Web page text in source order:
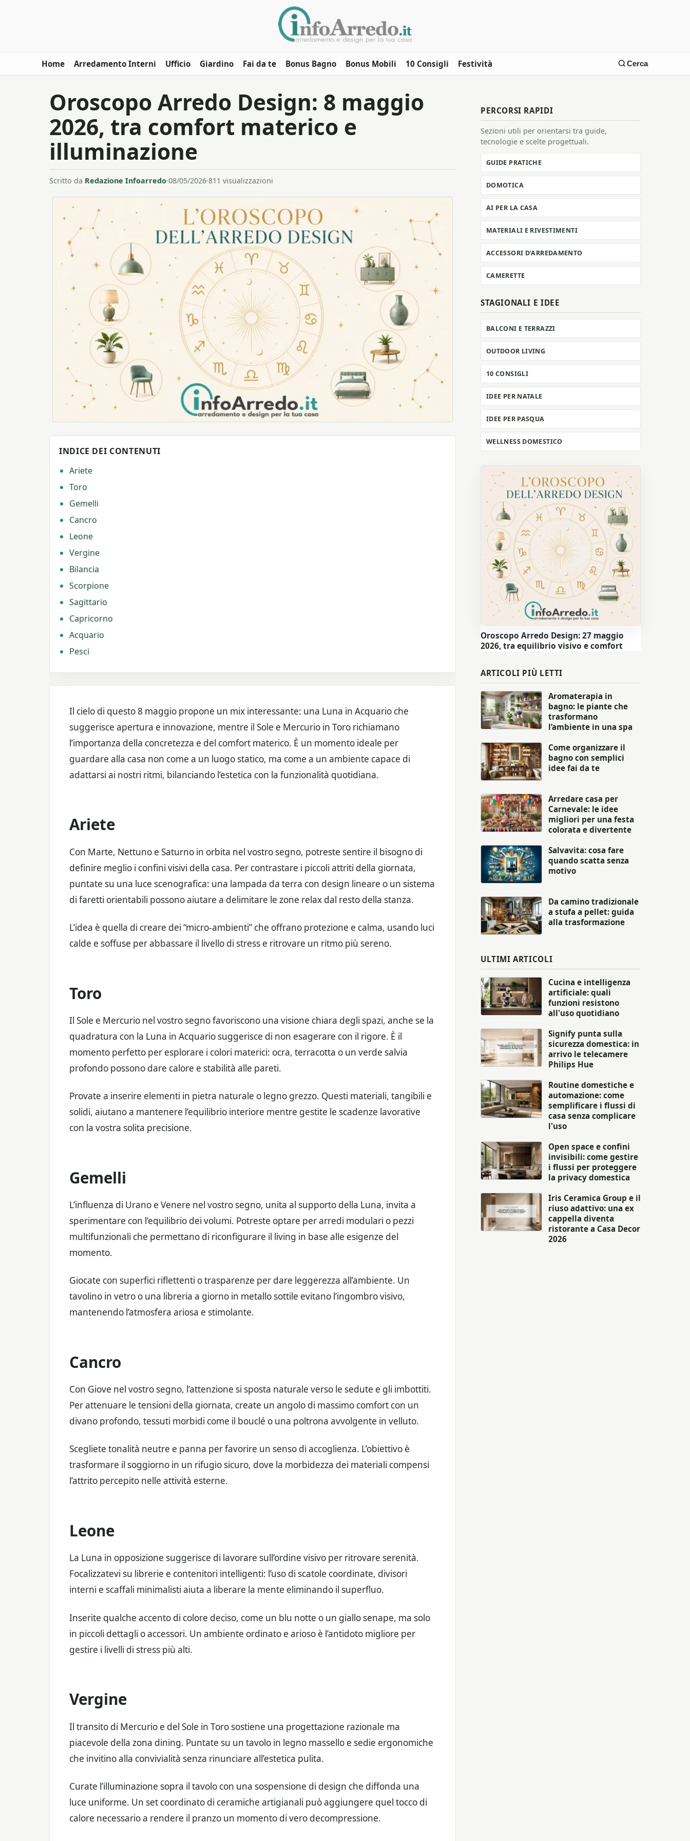
Home Arredamento Interni Ufficio Giardino Fai da te Bonus Bagno Bonus Mobili 10 Consigli Festività Cerca
Oroscopo Arredo Design: 8 maggio
2026, tra comfort materico e
illuminazione
Scritto da Redazione Infoarredo·08/05/2026·811 visualizzazioni
INDICE DEI CONTENUTI
Ariete
Toro
Gemelli
Cancro
Leone
Vergine
Bilancia
Scorpione
Sagittario
Capricorno
Acquario
Pesci
Il cielo di questo 8 maggio propone un mix interessante: una Luna in Acquario che
suggerisce apertura e innovazione, mentre il Sole e Mercurio in Toro richiamano
l’importanza della concretezza e del comfort materico. È un momento ideale per
guardare alla casa non come a un luogo statico, ma come a un ambiente capace di
adattarsi ai nostri ritmi, bilanciando l’estetica con la funzionalità quotidiana.
Ariete
Con Marte, Nettuno e Saturno in orbita nel vostro segno, potreste sentire il bisogno di
definire meglio i confini visivi della casa. Per contrastare i piccoli attriti della giornata,
puntate su una luce scenografica: una lampada da terra con design lineare o un sistema
di faretti orientabili possono aiutare a delimitare le zone relax dal resto della stanza.
L’idea è quella di creare dei “micro-ambienti” che offrano protezione e calma, usando luci
calde e soffuse per abbassare il livello di stress e ritrovare un ritmo più sereno.
Toro
Il Sole e Mercurio nel vostro segno favoriscono una visione chiara degli spazi, anche se la
quadratura con la Luna in Acquario suggerisce di non esagerare con il rigore. È il
momento perfetto per esplorare i colori materici: ocra, terracotta o un verde salvia
profondo possono dare calore e stabilità alle pareti.
Provate a inserire elementi in pietra naturale o legno grezzo. Questi materiali, tangibili e
solidi, aiutano a mantenere l’equilibrio interiore mentre gestite le scadenze lavorative
con la vostra solita precisione.
Gemelli
L’influenza di Urano e Venere nel vostro segno, unita al supporto della Luna, invita a
sperimentare con l’equilibrio dei volumi. Potreste optare per arredi modulari o pezzi
multifunzionali che permettano di riconfigurare il living in base alle esigenze del
momento.
Giocate con superfici riflettenti o trasparenze per dare leggerezza all’ambiente. Un
tavolino in vetro o una libreria a giorno in metallo sottile evitano l’ingombro visivo,
mantenendo l’atmosfera ariosa e stimolante.
Cancro
Con Giove nel vostro segno, l’attenzione si sposta naturale verso le sedute e gli imbottiti.
Per attenuare le tensioni della giornata, create un angolo di massimo comfort con un
divano profondo, tessuti morbidi come il bouclé o una poltrona avvolgente in velluto.
Scegliete tonalità neutre e panna per favorire un senso di accoglienza. L’obiettivo è
trasformare il soggiorno in un rifugio sicuro, dove la morbidezza dei materiali compensi
l’attrito percepito nelle attività esterne.
Leone
La Luna in opposizione suggerisce di lavorare sull’ordine visivo per ritrovare serenità.
Focalizzatevi su librerie e contenitori intelligenti: l’uso di scatole coordinate, divisori
interni e scaffali minimalisti aiuta a liberare la mente eliminando il superfluo.
Inserite qualche accento di colore deciso, come un blu notte o un giallo senape, ma solo
in piccoli dettagli o accessori. Un ambiente ordinato e arioso è l’antidoto migliore per
gestire i livelli di stress più alti.
Vergine
Il transito di Mercurio e del Sole in Toro sostiene una progettazione razionale ma
piacevole della zona dining. Puntate su un tavolo in legno massello e sedie ergonomiche
che invitino alla convivialità senza rinunciare all’estetica pulita.
Curate l’illuminazione sopra il tavolo con una sospensione di design che diffonda una
luce uniforme. Un set coordinato di ceramiche artigianali può aggiungere quel tocco di
calore necessario a rendere il pranzo un momento di vero decompressione.
PERCORSI RAPIDI
Sezioni utili per orientarsi tra guide,
tecnologie e scelte progettuali.
GUIDE PRATICHE
DOMOTICA
AI PER LA CASA
MATERIALI E RIVESTIMENTI
ACCESSORI D’ARREDAMENTO
CAMERETTE
STAGIONALI E IDEE
BALCONI E TERRAZZI
OUTDOOR LIVING
10 CONSIGLI
IDEE PER NATALE
IDEE PER PASQUA
WELLNESS DOMESTICO
Oroscopo Arredo Design: 27 maggio
2026, tra equilibrio visivo e comfort
ARTICOLI PIÙ LETTI
Aromaterapia in
bagno: le piante che
trasformano
l’ambiente in una spa
Come organizzare il
bagno con semplici
idee fai da te
Arredare casa per
Carnevale: le idee
migliori per una festa
colorata e divertente
Salvavita: cosa fare
quando scatta senza
motivo
Da camino tradizionale
a stufa a pellet: guida
alla trasformazione
ULTIMI ARTICOLI
Cucina e intelligenza
artificiale: quali
funzioni resistono
all'uso quotidiano
Signify punta sulla
sicurezza domestica: in
arrivo le telecamere
Philips Hue
Routine domestiche e
automazione: come
semplificare i flussi di
casa senza complicare
l'uso
Open space e confini
invisibili: come gestire
i flussi per proteggere
la privacy domestica
Iris Ceramica Group e il
riuso adattivo: una ex
cappella diventa
ristorante a Casa Decor
2026